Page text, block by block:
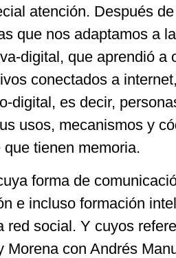
atención. Después
que nos adaptamos a
digital, que aprendió a
conectados a
digital, es decir,
usos, mecanismos y
tienen memoria.
forma de
e incluso formación
red social. Y cuyos
Morena con Andrés